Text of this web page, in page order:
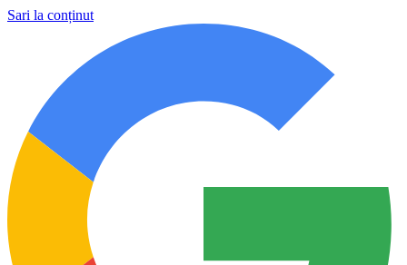
Sari la conținut